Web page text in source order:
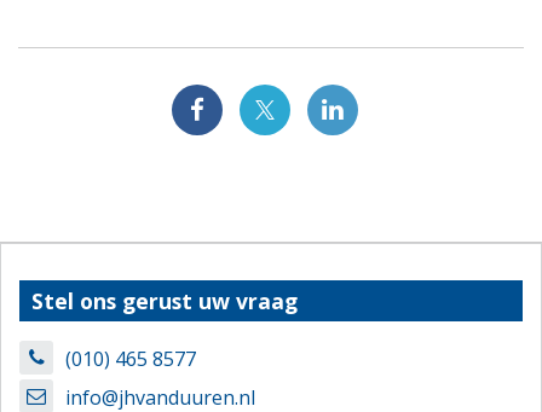
Stel ons gerust uw vraag
(010) 465 8577
info@jhvanduuren.nl